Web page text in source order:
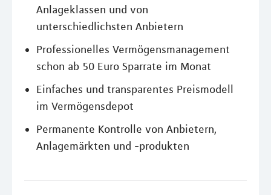
Anlageklassen und von
unterschiedlichsten Anbietern
Professionelles Vermögensmanagement
schon ab 50 Euro Sparrate im Monat
Einfaches und transparentes Preismodell
im Vermögensdepot
Permanente Kontrolle von Anbietern,
Anlagemärkten und -produkten